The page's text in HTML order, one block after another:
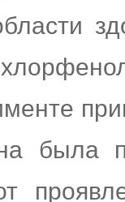
была